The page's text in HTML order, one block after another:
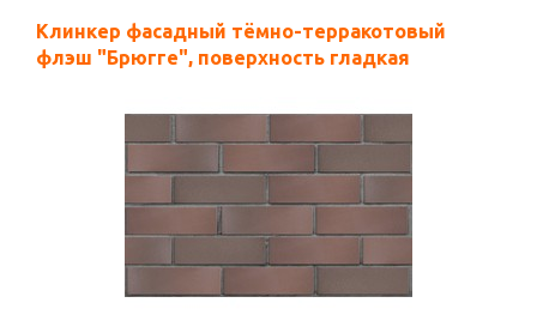
Клинкер фасадный тёмно-терракотовый
флэш "Брюгге", поверхность гладкая